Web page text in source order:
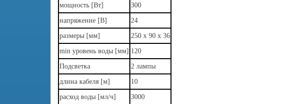
мощность [Вт] 300
напряжение [В] 24
размеры [мм] 250 х 90 х 36
min уровень воды [мм] 120
Подсветка 2 лампы
длина кабеля [м] 10
расход воды [мл/ч] 3000